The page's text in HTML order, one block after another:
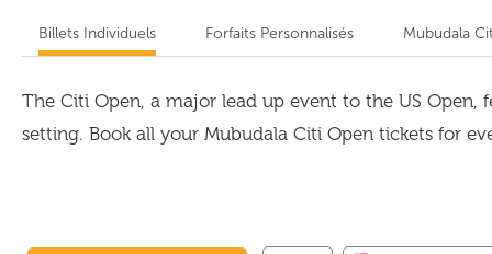
Billets Individuels Forfaits Personnalisés Mubudala
The Citi Open, a major lead up event to the US
setting. Book all your Mubudala Citi Open tickets for